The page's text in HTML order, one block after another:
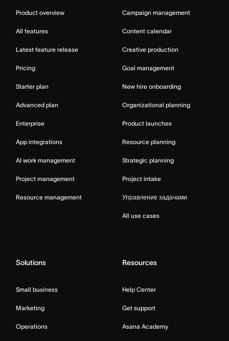
Product overview
All features
Latest feature release
Pricing
Starter plan
Advanced plan
Enterprise
App integrations
AI work management
Project management
Resource management
Campaign management
Content calendar
Creative production
Goal management
New hire onboarding
Organizational planning
Product launches
Resource planning
Strategic planning
Project intake
Управление задачами
All use cases
Solutions
Small business
Marketing
Operations
Resources
Help Center
Get support
Asana Academy